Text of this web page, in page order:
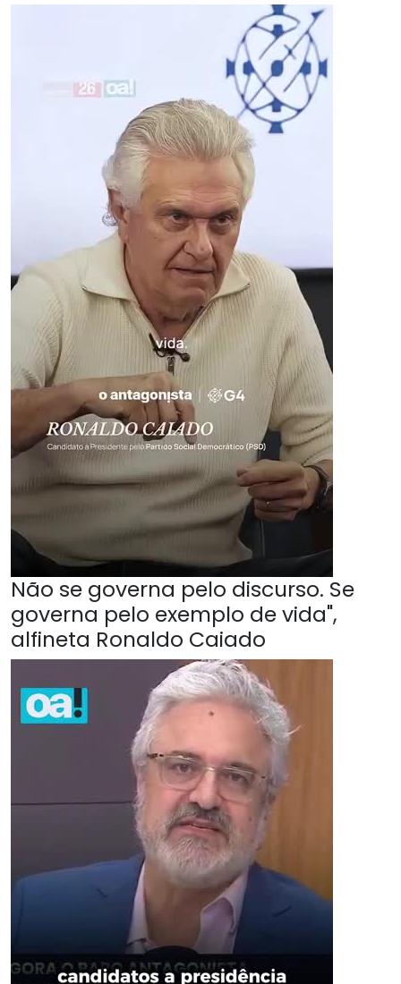
Não se governa pelo discurso. Se
governa pelo exemplo de vida",
alfineta Ronaldo Caiado